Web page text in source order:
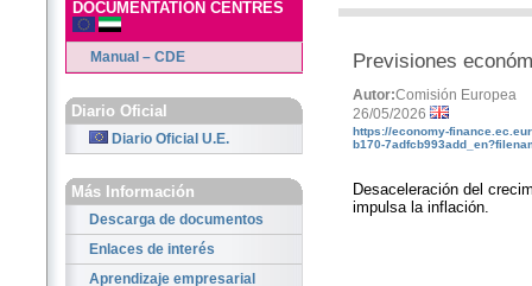
DOCUMENTATION CENTRES
Manual – CDE
Diario Oficial
Diario Oficial U.E.
Más Información
Descarga de documentos
Enlaces de interés
Aprendizaje empresarial
Previsiones
Autor:Comisión Europea
26/05/2026
https://economy-
b170-
Desaceleración del
impulsa la inflación.